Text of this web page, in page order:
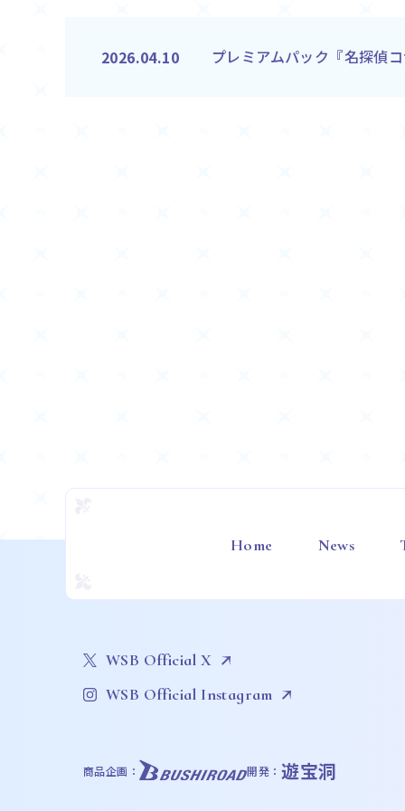
2026.04.10 プレミアムパック『名探偵
Home News
WSB Official X
WSB Official Instagram
商品企画： 開発： 遊宝洞